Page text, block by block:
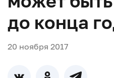
до конца
20 ноября 2017